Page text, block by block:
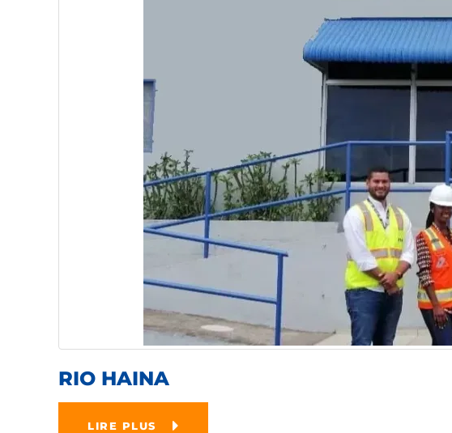
RIO HAINA
LIRE PLUS